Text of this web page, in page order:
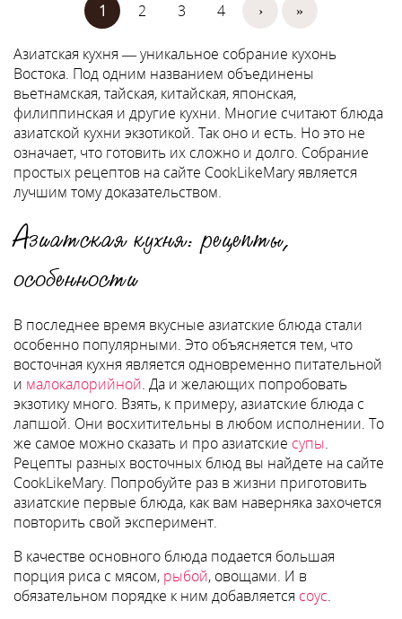
Страницы
1 2 3 4 › »
Азиатская кухня — уникальное собрание кухонь
Востока. Под одним названием объединены
вьетнамская, тайская, китайская, японская,
филиппинская и другие кухни. Многие считают блюда
азиатской кухни экзотикой. Так оно и есть. Но это не
означает, что готовить их сложно и долго. Собрание
простых рецептов на сайте CookLikeMary является
лучшим тому доказательством.
Азиатская кухня: рецепты,
особенности
В последнее время вкусные азиатские блюда стали
особенно популярными. Это объясняется тем, что
восточная кухня является одновременно питательной
и малокалорийной. Да и желающих попробовать
экзотику много. Взять, к примеру, азиатские блюда с
лапшой. Они восхитительны в любом исполнении. То
же самое можно сказать и про азиатские супы.
Рецепты разных восточных блюд вы найдете на сайте
CookLikeMary. Попробуйте раз в жизни приготовить
азиатские первые блюда, как вам наверняка захочется
повторить свой эксперимент.
В качестве основного блюда подается большая
порция риса с мясом, рыбой, овощами. И в
обязательном порядке к ним добавляется соус.